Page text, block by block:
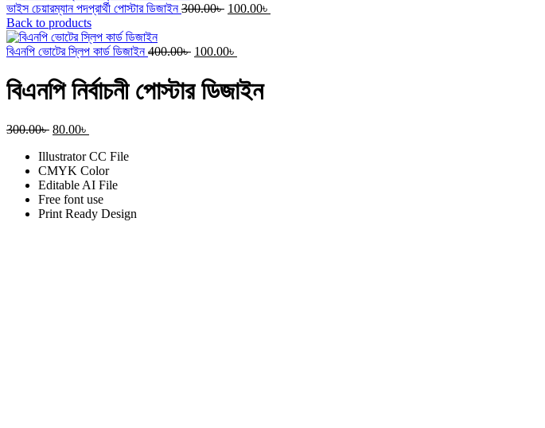
ভাইস চেয়ারম্যান পদপ্রার্থী পোস্টার ডিজাইন300.00৳ Original
300.00৳ .
100.00৳
Back to products
বিএনপি ভোটের স্লিপ কার্ড ডিজাইন400.00৳ Original
was:
400.00৳ .
100.00৳
is:
100.00৳ .
বিএনপি নির্বাচনী পোস্টার ডিজাইন
300.00৳ Original
was:
300.00৳ .
80.00৳
is:
80.00৳ .
Illustrator CC File
CMYK Color
Editable AI File
Free font use
Print Ready Design